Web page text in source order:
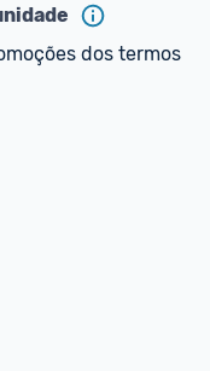
dos termos